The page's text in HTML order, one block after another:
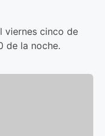
viernes cinco de
de la noche.